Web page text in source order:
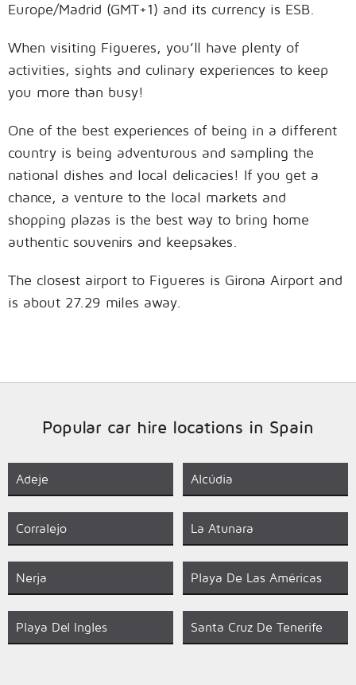
Europe/Madrid (GMT+1) and its currency is ESB.
When visiting Figueres, you’ll have plenty of
activities, sights and culinary experiences to keep
you more than busy!
One of the best experiences of being in a different
country is being adventurous and sampling the
national dishes and local delicacies! If you get a
chance, a venture to the local markets and
shopping plazas is the best way to bring home
authentic souvenirs and keepsakes.
The closest airport to Figueres is Girona Airport and
is about 27.29 miles away.
Popular car hire locations in Spain
Adeje Alcúdia
Corralejo La Atunara
Nerja Playa De Las Américas
Playa Del Ingles Santa Cruz De Tenerife